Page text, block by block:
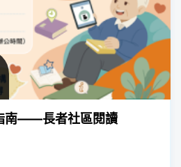
南——長者社區閱讀